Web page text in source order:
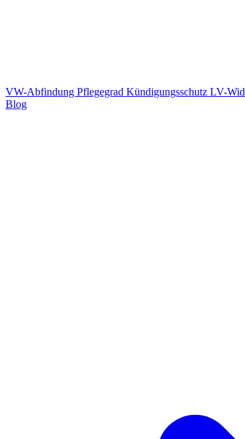
VW-Abfindung Pflegegrad Kündigungsschutz LV-
Blog